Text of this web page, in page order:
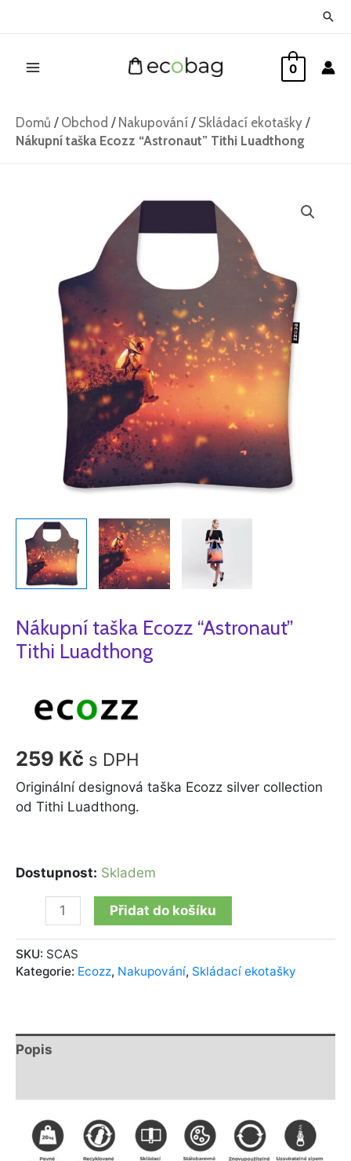
0
Domů / Obchod / Nakupování / Skládací ekotašky /
Nákupní taška Ecozz “Astronaut” Tithi Luadthong
Nákupní taška Ecozz “Astronaut”
Tithi Luadthong
259 Kč s DPH
Originální designová taška Ecozz silver collection
od Tithi Luadthong.
Dostupnost: Skladem
Luadthong
množství
Přidat do košíku
SKU: SCAS
Kategorie: Ecozz, Nakupování, Skládací ekotašky
Popis